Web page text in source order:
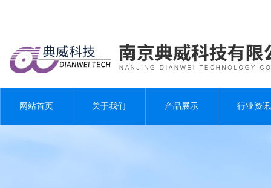
网站首页 关于我们 产品展示 行业资讯